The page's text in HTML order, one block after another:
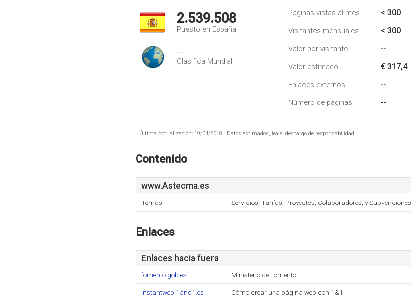
2.539.508
Puesto en España
--
Clasifica Mundial
Páginas vistas al mes < 300
Visitantes mensuales < 300
Valor por visitante --
Valor estimado € 317,4
Enlaces externos --
Número de páginas --
Última Actualización: 19/04/2018 . Datos estimados, lea el descargo de responsabilidad.
Contenido
www.Astecma.es
Temas: Servicios, Tarifas, Proyectos, Colaboradores, y Subvenciones.
Enlaces
Enlaces hacia fuera
fomento.gob.es Ministerio de Fomento
instantweb.1and1.es Cómo crear una página web con 1&1